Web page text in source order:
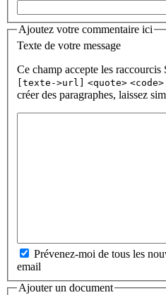
Ajoutez votre commentaire ici
Texte de votre message
Ce champ accepte les raccourcis
[texte->url]
<quote> <code>
créer des paragraphes, laissez
Prévenez-moi de tous les
email
Ajouter un document